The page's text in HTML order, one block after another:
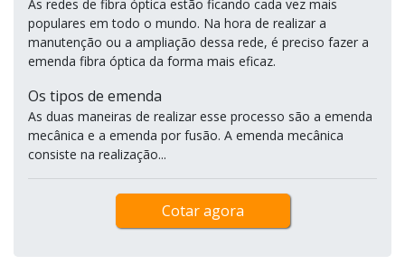
As redes de fibra óptica estão ficando cada vez mais
populares em todo o mundo. Na hora de realizar a
manutenção ou a ampliação dessa rede, é preciso fazer a
emenda fibra óptica da forma mais eficaz.
Os tipos de emenda
As duas maneiras de realizar esse processo são a emenda
mecânica e a emenda por fusão. A emenda mecânica
consiste na realização...
Cotar agora